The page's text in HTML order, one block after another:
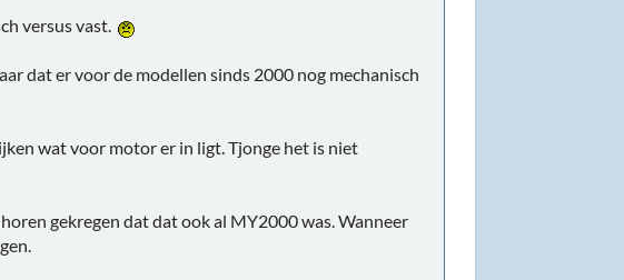
versus vast.
dat er voor de modellen sinds 2000 nog mechanisch
wat voor motor er in ligt. Tjonge het is niet
gekregen dat dat ook al MY2000 was. Wanneer